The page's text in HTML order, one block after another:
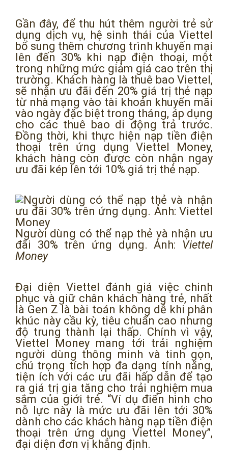
Gần đây, để thu hút thêm người trẻ sử
dụng dịch vụ, hệ sinh thái của Viettel
bổ sung thêm chương trình khuyến mại
lên đến 30% khi nạp điện thoại, một
trong những mức giảm giá cao trên thị
trường. Khách hàng là thuê bao Viettel,
sẽ nhận ưu đãi đến 20% giá trị thẻ nạp
từ nhà mạng vào tài khoản khuyến mãi
vào ngày đặc biệt trong tháng, áp dụng
cho các thuê bao di động trả trước.
Đồng thời, khi thực hiện nạp tiền điện
thoại trên ứng dụng Viettel Money,
khách hàng còn được còn nhận ngay
ưu đãi kép lên tới 10% giá trị thẻ nạp.
Người dùng có thể nạp thẻ và nhận ưu
đãi 30% trên ứng dụng. Ảnh: Viettel
Money
Đại diện Viettel đánh giá việc chinh
phục và giữ chân khách hàng trẻ, nhất
là Gen Z là bài toán không dễ khi phân
khúc này cầu kỳ, tiêu chuẩn cao nhưng
độ trung thành lại thấp. Chính vì vậy,
Viettel Money mang tới trải nghiệm
người dùng thông minh và tinh gọn,
chú trọng tích hợp đa dạng tính năng,
tiện ích với các ưu đãi hấp dẫn để tạo
ra giá trị gia tăng cho trải nghiệm mua
sắm của giới trẻ. “Ví dụ điển hình cho
nỗ lực này là mức ưu đãi lên tới 30%
dành cho các khách hàng nạp tiền điện
thoại trên ứng dụng Viettel Money”,
đại diện đơn vị khẳng định.